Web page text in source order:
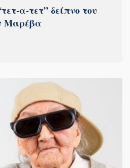
α-τετ” δείπνο του
Μαρέβα